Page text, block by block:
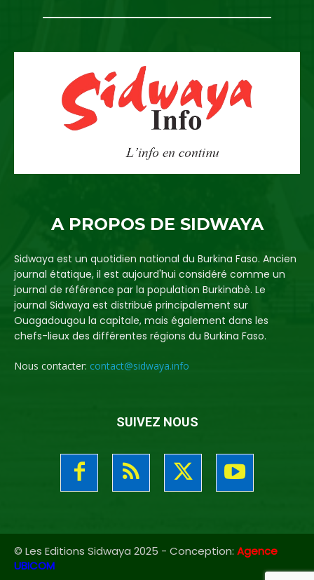
A PROPOS DE SIDWAYA
Sidwaya est un quotidien national du Burkina Faso. Ancien
journal étatique, il est aujourd'hui considéré comme un
journal de référence par la population Burkinabè. Le
journal Sidwaya est distribué principalement sur
Ouagadougou la capitale, mais également dans les
chefs-lieux des différentes régions du Burkina Faso.
Nous contacter: contact@sidwaya.info
SUIVEZ NOUS
© Les Editions Sidwaya 2025 - Conception: Agence
UBICOM